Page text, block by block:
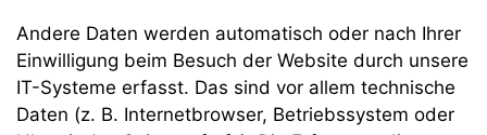
Andere Daten werden automatisch oder nach Ihrer
Einwilligung beim Besuch der Website durch unsere
IT-Systeme erfasst. Das sind vor allem technische
Daten (z. B. Internetbrowser, Betriebssystem oder